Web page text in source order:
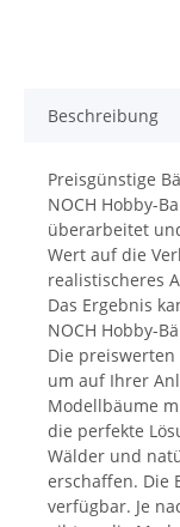
Beschreibung
Preisgünstige
NOCH Hobby-
überarbeitet
Wert auf die
realistischeres
Das Ergebnis
NOCH Hobby-
Die preiswerten
um auf Ihrer
Modellbäume
die perfekte
Wälder und
erschaffen. Die
verfügbar. Je